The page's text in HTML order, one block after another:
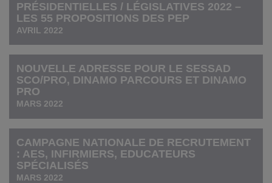
PRÉSIDENTIELLES / LÉGISLATIVES 2022 –
LES 55 PROPOSITIONS DES PEP
AVRIL 2022
NOUVELLE ADRESSE POUR LE SESSAD
SCO/PRO, DINAMO PARCOURS ET DINAMO
PRO
MARS 2022
CAMPAGNE NATIONALE DE RECRUTEMENT
: AES, INFIRMIERS, EDUCATEURS
SPÉCIALISÉS
MARS 2022